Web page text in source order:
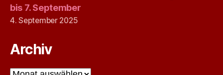
bis 7. September
4. September 2025
Archiv
Archiv